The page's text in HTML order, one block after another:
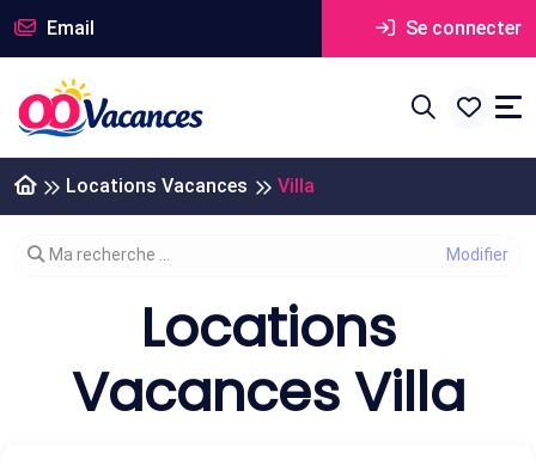
Email Se connecter
Locations Vacances Villa
Modifier votre recherche
Ma recherche ...
Locations
Vacances Villa